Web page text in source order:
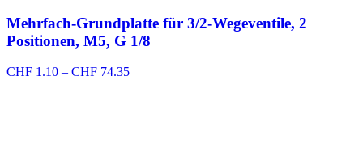
Mehrfach-Grundplatte für 3/2-Wegeventile, 2
Positionen, M5, G 1/8
CHF 1.10 – CHF 74.35Preisspanne: